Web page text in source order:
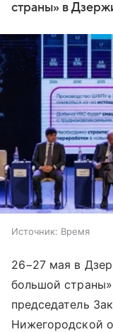
страны» в
Источник: Время
26−27 мая в
большой
председатель
Нижегородской